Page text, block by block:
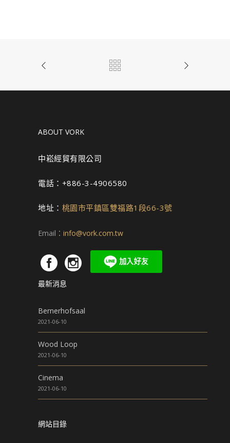
ABOUT VORK
中崧經貿有限公司
電話：+886-3-4906580
地址： 桃園市平鎮區雙福路1段66-3號
Email： info@vork.com.tw
最新消息
Bernerhofsaal
2021-06-10
Wood Loop
2021-06-10
Cinema
2021-06-10
網站目錄